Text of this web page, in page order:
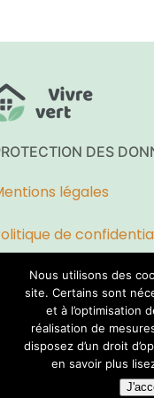
DES
légales
de
Plan du site
Nous utilisons des
site. Certains sont
et à l’optimisation
réalisation de
disposez d’un droit
en savoir plus